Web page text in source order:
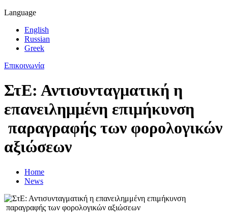
Language
English
Russian
Greek
Επικοινωνία
ΣτΕ: Αντισυνταγματική η
επανειλημμένη επιμήκυνση
παραγραφής των φορολογικών
αξιώσεων
Home
News